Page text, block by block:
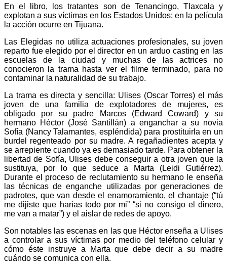
En el libro, los tratantes son de Tenancingo, Tlaxcala y
explotan a sus víctimas en los Estados Unidos; en la película
la acción ocurre en Tijuana.
Las Elegidas no utiliza actuaciones profesionales, su joven
reparto fue elegido por el director en un arduo casting en las
escuelas de la ciudad y muchas de las actrices no
conocieron la trama hasta ver el filme terminado, para no
contaminar la naturalidad de su trabajo.
La trama es directa y sencilla: Ulises (Oscar Torres) el más
joven de una familia de explotadores de mujeres, es
obligado por su padre Marcos (Edward Coward) y su
hermano Héctor (José Santillán) a enganchar a su novia
Sofía (Nancy Talamantes, espléndida) para prostituirla en un
burdel regenteado por su madre. A regañadientes acepta y
se arrepiente cuando ya es demasiado tarde. Para obtener la
libertad de Sofía, Ulises debe conseguir a otra joven que la
sustituya, por lo que seduce a Marta (Leidi Gutiérrez).
Durante el proceso de reclutamiento su hermano le enseña
las técnicas de enganche utilizadas por generaciones de
padrotes, que van desde el enamoramiento, el chantaje (“tú
me dijiste que harías todo por mi” “si no consigo el dinero,
me van a matar”) y el aislar de redes de apoyo.
Son notables las escenas en las que Héctor enseña a Ulises
a controlar a sus víctimas por medio del teléfono celular y
cómo éste instruye a Marta que debe decir a su madre
cuándo se comunica con ella.